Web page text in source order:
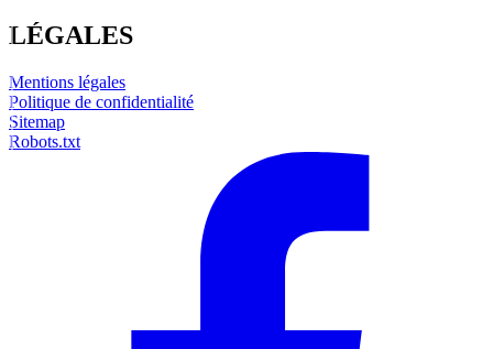
LÉGALES
Mentions légales
Politique de confidentialité
Sitemap
Robots.txt